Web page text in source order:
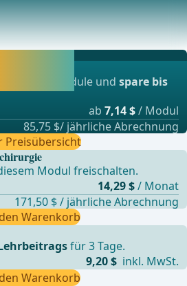
Hernia Repair: A Randomized
a pRospECtive eval
für 3 Tage.
9,20 $ inkl. MwSt.
Warenkorb
Lernmodule undspare bis
ab 7,14 $/ Modul
85,75 $/ jährliche Abrechnung
Preisübersicht
Modul freischalten.
14,29 $/ Monat
171,50 $ / jährliche Abrechnung
Warenkorb